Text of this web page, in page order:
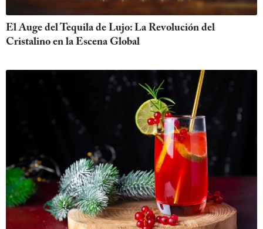
El Auge del Tequila de Lujo: La Revolución del
Cristalino en la Escena Global